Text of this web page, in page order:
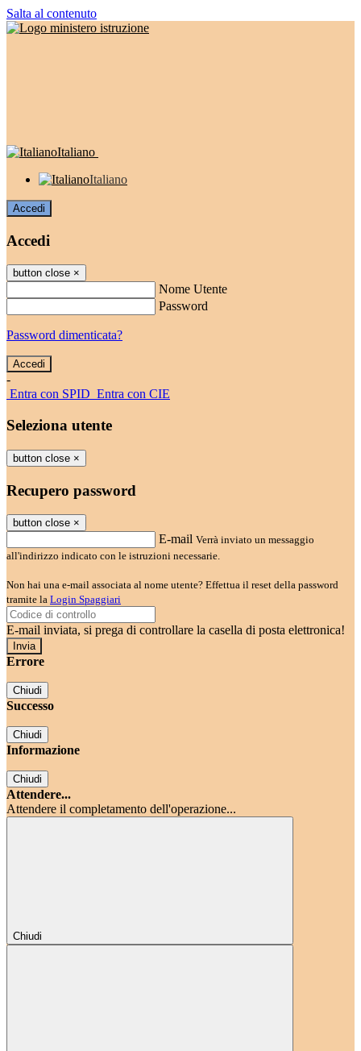
Salta al contenuto
Italiano
Italiano
Accedi
Accedi
button close ×
Nome Utente
Password
Password dimenticata?
-
Entra con SPID Entra con CIE
Seleziona utente
button close ×
Recupero password
button close ×
E-mail Verrà inviato un messaggio
all'indirizzo indicato con le istruzioni necessarie.
Non hai una e-mail associata al nome utente? Effettua il reset della password
tramite la Login Spaggiari
E-mail inviata, si prega di controllare la casella di posta elettronica!
Errore
Chiudi
Successo
Chiudi
Informazione
Chiudi
Attendere...
Attendere il completamento dell'operazione...
Chiudi